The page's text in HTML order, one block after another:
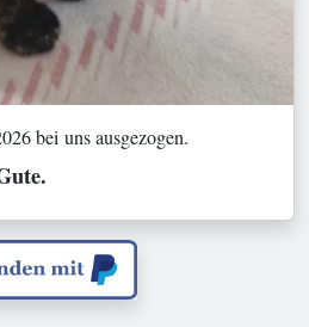
bei uns ausgezogen.